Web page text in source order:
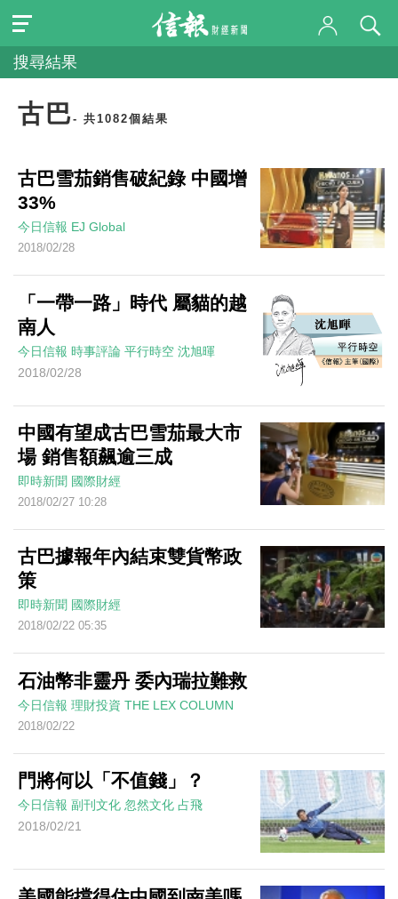
搜尋結果
古巴- 共1082個結果
古巴雪茄銷售破紀錄 中國增
33%
今日信報 EJ Global
2018/02/28
「一帶一路」時代 屬貓的越
南人
今日信報 時事評論 平行時空 沈旭暉
2018/02/28
中國有望成古巴雪茄最大市
場 銷售額飆逾三成
即時新聞 國際財經
2018/02/27 10:28
古巴據報年內結束雙貨幣政
策
即時新聞 國際財經
2018/02/22 05:35
石油幣非靈丹 委內瑞拉難救
今日信報 理財投資 THE LEX COLUMN
2018/02/22
門將何以「不值錢」？
今日信報 副刊文化 忽然文化 占飛
2018/02/21